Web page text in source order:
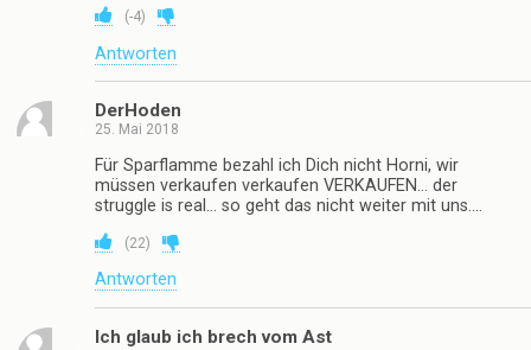
(-4)
Antworten
DerHoden
25. Mai 2018
Für Sparflamme bezahl ich Dich nicht Horni, wir
müssen verkaufen verkaufen VERKAUFEN… der
struggle is real… so geht das nicht weiter mit uns….
(22)
Antworten
Ich glaub ich brech vom Ast